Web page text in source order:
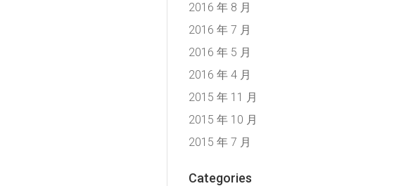
2016 年 8 月
2016 年 7 月
2016 年 5 月
2016 年 4 月
2015 年 11 月
2015 年 10 月
2015 年 7 月
Categories